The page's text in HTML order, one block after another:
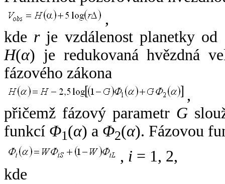
,
kde rje vzdálenost planetky od
H(α) je redukovaná hvězdná
fázového zákona
,
přičemž fázový parametr G
funkcí Φ1(α) a Φ2(α). Fázovou
, i = 1, 2,
kde